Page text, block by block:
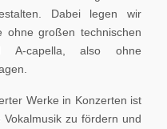
Dabei legen wir
großen technischen
A-capella, also ohne
Werke in Konzerten ist
zu fördern und